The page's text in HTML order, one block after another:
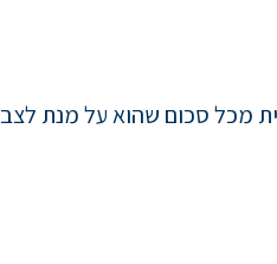
מכל סכום שהוא על מנת